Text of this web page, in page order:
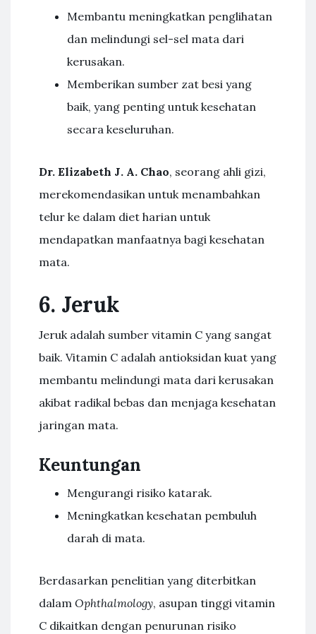
Membantu meningkatkan penglihatan
dan melindungi sel-sel mata dari
kerusakan.
Memberikan sumber zat besi yang
baik, yang penting untuk kesehatan
secara keseluruhan.
Dr. Elizabeth J. A. Chao, seorang ahli gizi,
merekomendasikan untuk menambahkan
telur ke dalam diet harian untuk
mendapatkan manfaatnya bagi kesehatan
mata.
6. Jeruk
Jeruk adalah sumber vitamin C yang sangat
baik. Vitamin C adalah antioksidan kuat yang
membantu melindungi mata dari kerusakan
akibat radikal bebas dan menjaga kesehatan
jaringan mata.
Keuntungan
Mengurangi risiko katarak.
Meningkatkan kesehatan pembuluh
darah di mata.
Berdasarkan penelitian yang diterbitkan
dalam Ophthalmology, asupan tinggi vitamin
C dikaitkan dengan penurunan risiko